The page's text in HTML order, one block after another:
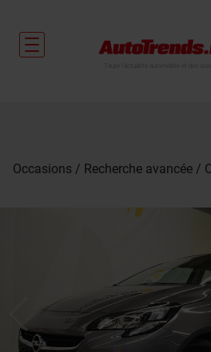
Occasions Recherche avancée